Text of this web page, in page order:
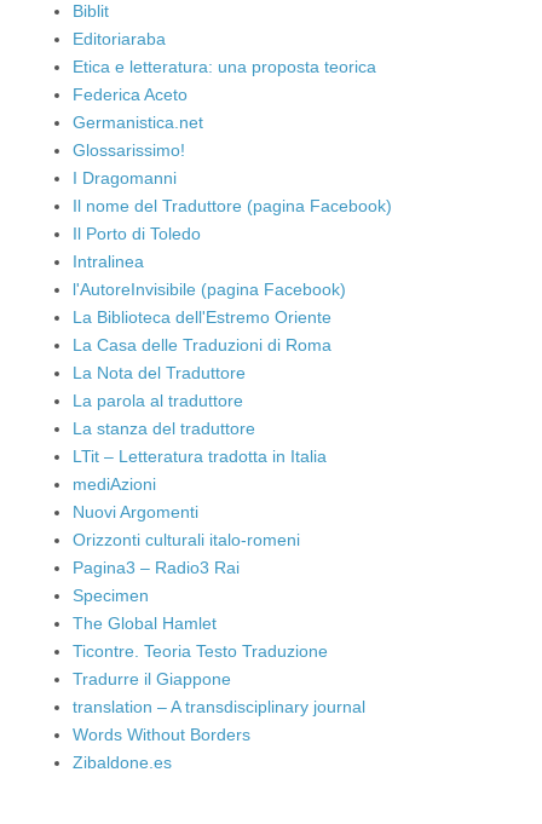
Biblit
Editoriaraba
Etica e letteratura: una proposta teorica
Federica Aceto
Germanistica.net
Glossarissimo!
I Dragomanni
Il nome del Traduttore (pagina Facebook)
Il Porto di Toledo
Intralinea
l'AutoreInvisibile (pagina Facebook)
La Biblioteca dell'Estremo Oriente
La Casa delle Traduzioni di Roma
La Nota del Traduttore
La parola al traduttore
La stanza del traduttore
LTit – Letteratura tradotta in Italia
mediAzioni
Nuovi Argomenti
Orizzonti culturali italo-romeni
Pagina3 – Radio3 Rai
Specimen
The Global Hamlet
Ticontre. Teoria Testo Traduzione
Tradurre il Giappone
translation – A transdisciplinary journal
Words Without Borders
Zibaldone.es